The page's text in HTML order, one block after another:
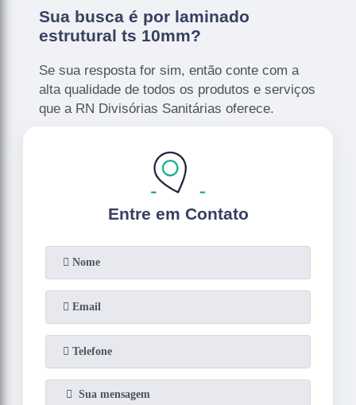
Sua busca é por laminado
estrutural ts 10mm?
Se sua resposta for sim, então conte com a
alta qualidade de todos os produtos e serviços
que a RN Divisórias Sanitárias oferece.
Entre em Contato